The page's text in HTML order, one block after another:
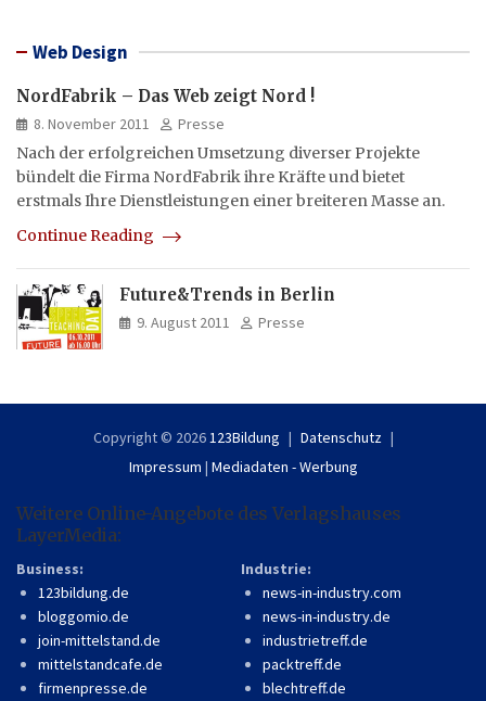
Web Design
NordFabrik – Das Web zeigt Nord !
8. November 2011
Presse
Nach der erfolgreichen Umsetzung diverser Projekte
bündelt die Firma NordFabrik ihre Kräfte und bietet
erstmals Ihre Dienstleistungen einer breiteren Masse an.
Continue Reading
Future&Trends in Berlin
9. August 2011 Presse
Copyright © 2026123Bildung
Datenschutz
Impressum | Mediadaten - Werbung
Weitere Online-Angebote des Verlagshauses
LayerMedia:
Business:
123bildung.de
bloggomio.de
join-mittelstand.de
mittelstandcafe.de
firmenpresse.de
Industrie:
news-in-industry.com
news-in-industry.de
industrietreff.de
packtreff.de
blechtreff.de